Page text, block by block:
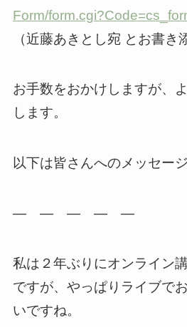
Form/
（近藤あきとし宛 とお書き
お手数をおかけしますが、
します。
以下は皆さんへのメッセージ
— — — — —
私は２年ぶりにオンライン
ですが、やっぱりライブで
いですね。